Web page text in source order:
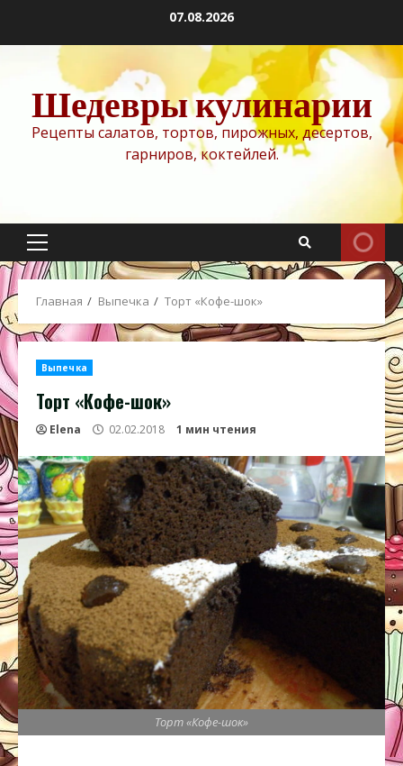
содержимому
07.08.2026
Шедевры кулинарии
Рецепты салатов, тортов, пирожных, десертов,
гарниров, коктейлей.
Основное
меню
Главная Выпечка Торт «Кофе-шок»
Выпечка
Торт «Кофе-шок»
Elena 02.02.2018 1 мин чтения
Торт «Кофе-шок»